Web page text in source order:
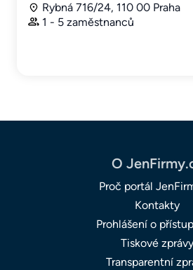
Rybná 716/24, 110 00 Praha
1 - 5 zaměstnanců
O
Proč portál
Kontakty
Prohlášení o
Tiskové zprávy
Transparentní